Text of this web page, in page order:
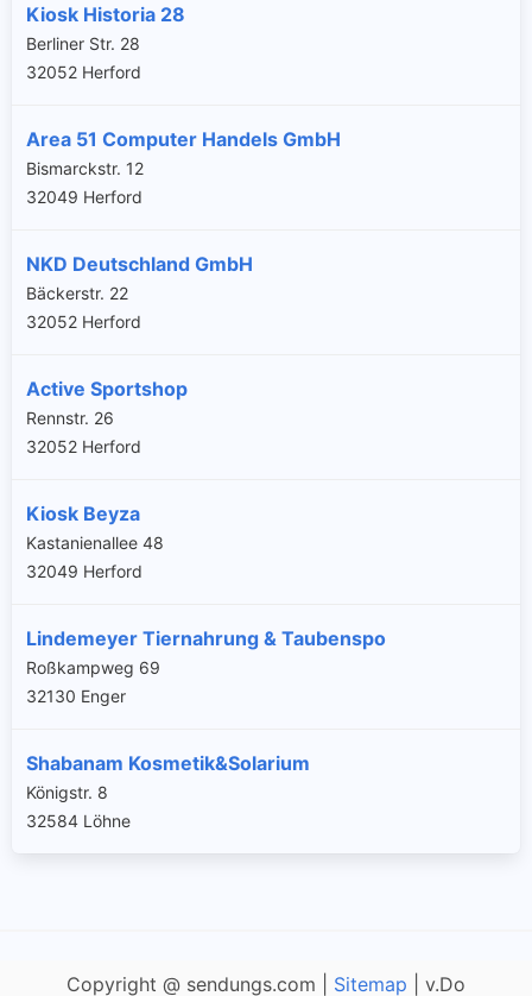
Kiosk Historia 28
Berliner Str. 28
32052 Herford
Area 51 Computer Handels GmbH
Bismarckstr. 12
32049 Herford
NKD Deutschland GmbH
Bäckerstr. 22
32052 Herford
Active Sportshop
Rennstr. 26
32052 Herford
Kiosk Beyza
Kastanienallee 48
32049 Herford
Lindemeyer Tiernahrung & Taubenspo
Roßkampweg 69
32130 Enger
Shabanam Kosmetik&Solarium
Königstr. 8
32584 Löhne
Copyright @ sendungs.com | Sitemap | v.Do